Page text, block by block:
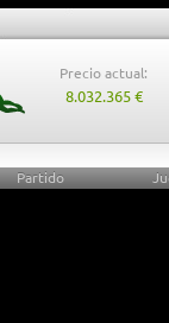
Precio actual:
8.032.365 €
Partido